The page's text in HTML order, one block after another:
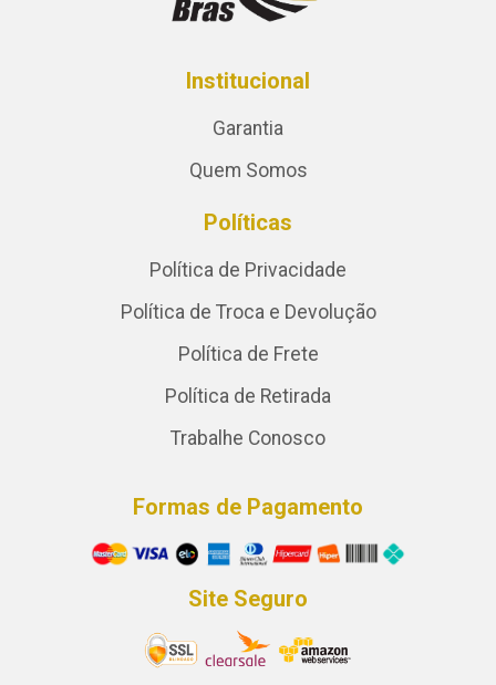
Institucional
Garantia
Quem Somos
Políticas
Política de Privacidade
Política de Troca e Devolução
Política de Frete
Política de Retirada
Trabalhe Conosco
Formas de Pagamento
Site Seguro